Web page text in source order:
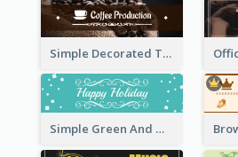
Simple Decorated Twitter Header About Coffee
Simple Green And White Twitter Header With Theme Of Holiday